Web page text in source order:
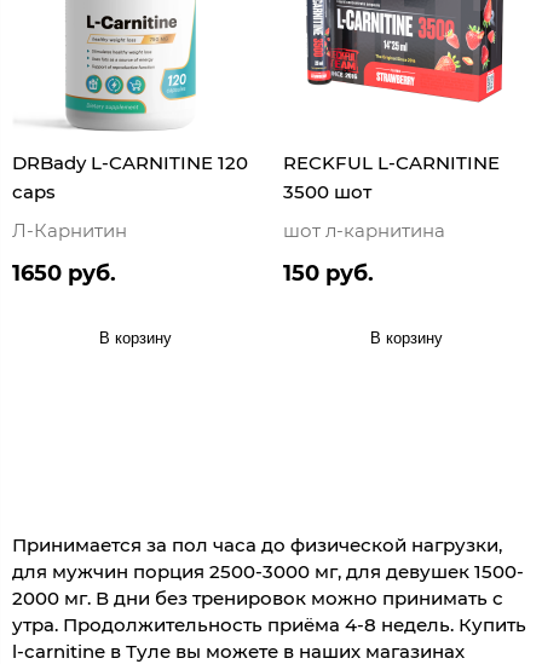
DRBady L-CARNITINE 120
caps
Л-Карнитин
1650 руб.
В корзину
RECKFUL L-CARNITINE
3500 шот
шот л-карнитина
150 руб.
В корзину
Принимается за пол часа до физической нагрузки,
для мужчин порция 2500-3000 мг, для девушек 1500-
2000 мг. В дни без тренировок можно принимать с
утра. Продолжительность приёма 4-8 недель. Купить
l-carnitine в Туле вы можете в наших магазинах